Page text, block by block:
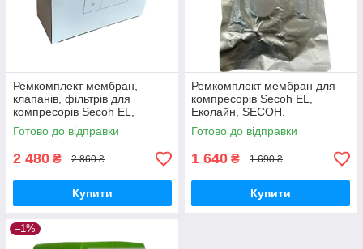
Ремкомплект мембран,
клапанів, фільтрів для
компресорів Secoh EL,
Еколайн, SECOH.
Готово до відправки
2 480 ₴ 2 860 ₴
Купити
Ремкомплект мембран для
компресорів Secoh EL,
Еколайн, SECOH.
Готово до відправки
1 640 ₴ 1 690 ₴
Купити
–1%